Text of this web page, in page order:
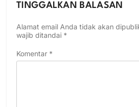
TINGGALKAN BALASAN
Alamat email Anda tidak akan
wajib ditandai *
Komentar *